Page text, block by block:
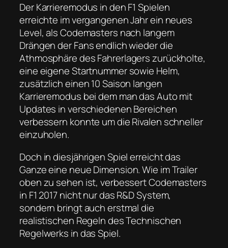
Der Karrieremodus in den F1 Spielen
erreichte im vergangenen Jahr ein neues
Level, als Codemasters nach langem
Drängen der Fans endlich wieder die
Athmosphäre des Fahrerlagers zurückholte,
eine eigene Startnummer sowie Helm,
zusätzlich einen 10 Saison langen
Karrieremodus bei dem man das Auto mit
Updates in verschiedenen Bereichen
verbessern konnte um die Rivalen schneller
einzuholen.
Doch in diesjährigen Spiel erreicht das
Ganze eine neue Dimension. Wie im Trailer
oben zu sehen ist, verbessert Codemasters
in F1 2017 nicht nur das R&D System,
sondern bringt auch erstmal die
realistischen Regeln des Technischen
Regelwerks in das Spiel.